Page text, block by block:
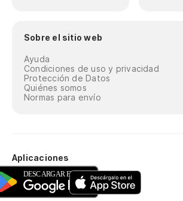
Sobre el sitio web
Ayuda
Condiciones de uso y privacidad
Protección de Datos
Quiénes somos
Normas para envío
Aplicaciones